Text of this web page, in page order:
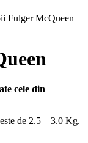
Fulger McQueen
cele din
de 2.5 – 3.0 Kg.